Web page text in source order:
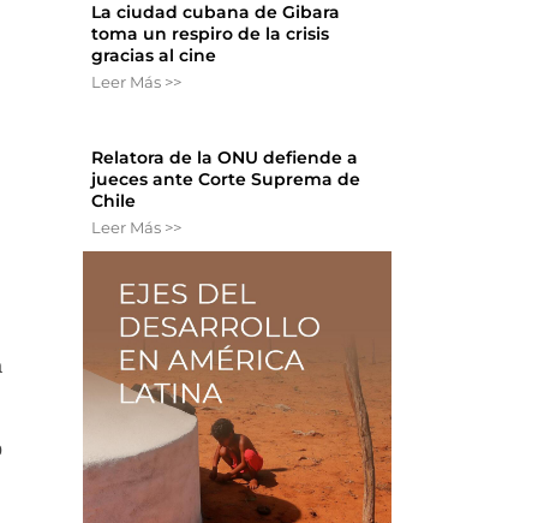
La ciudad cubana de Gibara
toma un respiro de la crisis
gracias al cine
Leer Más >>
Relatora de la ONU defiende a
jueces ante Corte Suprema de
Chile
Leer Más >>